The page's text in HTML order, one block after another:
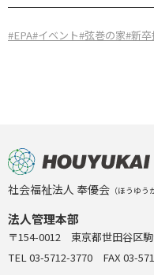
#EPA#イベント#弦巻の家#新卒
社会福祉法人 奉優会 （ほうゆう
法人管理本部
〒154-0012 東京都世田谷区
TEL 03-5712-3770 FAX 03-